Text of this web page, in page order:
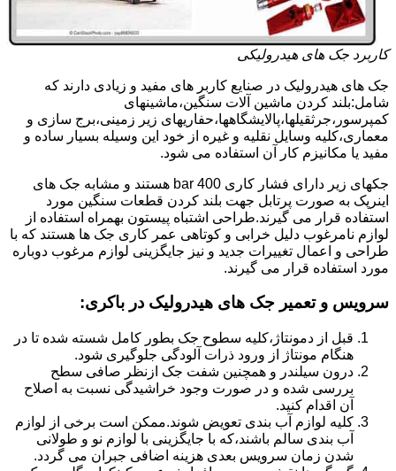
کاربرد جک های هیدرولیکی
جک های هیدرولیک در صنایع کاربر های مفید و زیادی دارند که
شامل:بلند کردن ماشین آلات سنگین،ماشینهای
کمپرسور،جرثقیلها،پالایشگاهها،حفاریهای زیر زمینی،برج سازی و
معماری،کلیه وسایل نقلیه و غیره از خود این وسیله بسیار ساده و
مفید یا مکانیزم کار آن استفاده می شود.
جکهای زیر دارای فشار کاری 400 bar هستند و مشابه جک های
اینرپک به صورت پرتابل جهت بلند کردن قطعات سنگین مورد
استفاده قرار می گیرند.طراحی اشتباه پیستون بهمراه استفاده از
لوازم نامرغوب دلیل خرابی و کوتاهی عمر کاری جک ها هستند که با
طراحی و اعمال تغییرات جدید و نیز جایگزینی لوازم مرغوب دوباره
مورد استفاده قرار می گیرند.
سرویس و تعمیر جک های هیدرولیک در باکری:
قبل از دمونتاژ،کلیه سطوح جک بطور کامل شسته شده تا در
هنگام مونتاژ از ورود ذرات آلودگی جلوگیری شود.
درون سیلندر و همچنین شفت جک ازنظر صافی سطح
بررسی شده و در صورت وجود خراشیدگی نسبت به اصلاح
آن اقدام کنید.
کلیه لوازم آب بندی تعویض شوند.ممکن است برخی از لوازم
آب بندی سالم باشند،که با جایگزینی با لوازم نو و طولانی
شدن زمان سرویس بعدی هزینه اضافی جبران می گردد.